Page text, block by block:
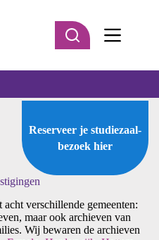
Reserveer je studiezaal-
bezoek hier
verschillende gemeenten:
maar ook archieven van
Wij bewaren de archieven